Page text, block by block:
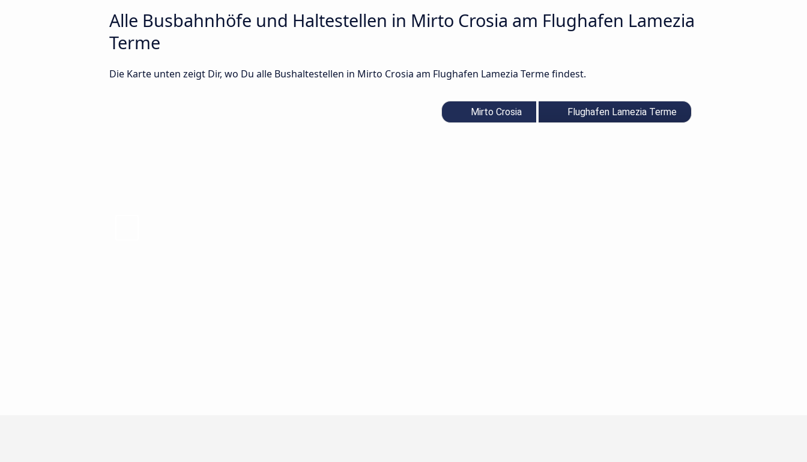
Alle Busbahnhöfe und Haltestellen in Mirto Crosia am Flughafen Lamezia
Terme
Die Karte unten zeigt Dir, wo Du alle Bushaltestellen in Mirto Crosia am Flughafen Lamezia Terme findest.
Mirto Crosia Flughafen Lamezia Terme